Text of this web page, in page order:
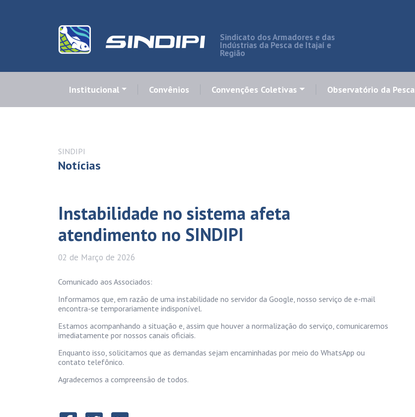
Sindicato dos Armadores e das
Indústrias da Pesca de Itajaí e
Região
Institucional Convênios Convenções Coletivas Observatório da Pesca
SINDIPI
Notícias
Instabilidade no sistema afeta
atendimento no SINDIPI
02 de Março de 2026
Comunicado aos Associados:
Informamos que, em razão de uma instabilidade no servidor da Google, nosso serviço de e-mail
encontra-se temporariamente indisponível.
Estamos acompanhando a situação e, assim que houver a normalização do serviço, comunicaremos
imediatamente por nossos canais oficiais.
Enquanto isso, solicitamos que as demandas sejam encaminhadas por meio do WhatsApp ou
contato telefônico.
Agradecemos a compreensão de todos.